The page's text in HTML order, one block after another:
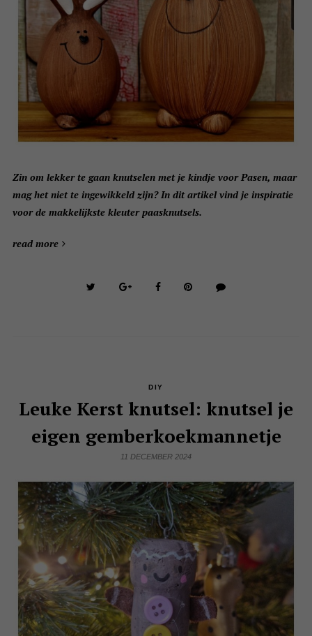
Zin om lekker te gaan knutselen met je kindje voor Pasen, maar
mag het niet te ingewikkeld zijn? In dit artikel vind je inspiratie
voor de makkelijkste kleuter paasknutsels.
read more
DIY
Leuke Kerst knutsel: knutsel je
eigen gemberkoekmannetje
11 DECEMBER 2024